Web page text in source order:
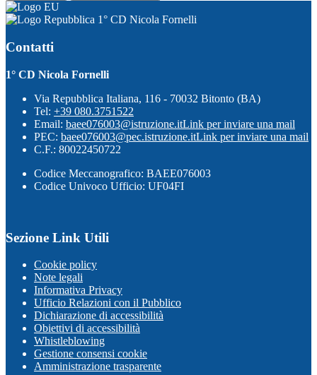
1° CD Nicola Fornelli
Contatti
1° CD Nicola Fornelli
Via Repubblica Italiana, 116 - 70032 Bitonto (BA)
Tel: +39 080.3751522
Email: baee076003@istruzione.itLink per inviare una mail
PEC: baee076003@pec.istruzione.itLink per inviare una mail
C.F.: 80022450722
Codice Meccanografico: BAEE076003
Codice Univoco Ufficio: UF04FI
Sezione Link Utili
Cookie policy
Note legali
Informativa Privacy
Ufficio Relazioni con il Pubblico
Dichiarazione di accessibilità
Obiettivi di accessibilità
Whistleblowing
Gestione consensi cookie
Amministrazione trasparente